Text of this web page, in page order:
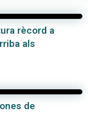
rècord a
als
de